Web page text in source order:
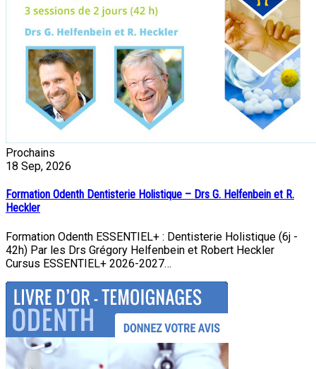
Prochains
18 Sep, 2026
Formation Odenth Dentisterie Holistique – Drs G. Helfenbein et R.
Heckler
Formation Odenth ESSENTIEL+ : Dentisterie Holistique (6j -
42h) Par les Drs Grégory Helfenbein et Robert Heckler
Cursus ESSENTIEL+ 2026-2027…